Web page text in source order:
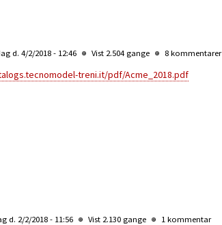
d. 4/2/2018 - 12:46 Vist 2.504 gange 8 kommentarer
treni.it/pdf/Acme_2018.pdf
d. 2/2/2018 - 11:56 Vist 2.130 gange 1 kommentar